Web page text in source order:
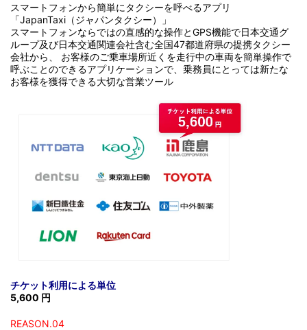
スマートフォンから簡単にタクシーを呼べるアプリ
「JapanTaxi（ジャパンタクシー）」
スマートフォンならではの直感的な操作とGPS機能で日本交通グ
ループ及び日本交通関連会社含む全国47都道府県の提携タクシー
会社から、 お客様のご乗車場所近くを走行中の車両を簡単操作で
呼ぶことのできるアプリケーションで、乗務員にとっては新たな
お客様を獲得できる大切な営業ツール
チケット利用による単位
5,600 円
REASON.04